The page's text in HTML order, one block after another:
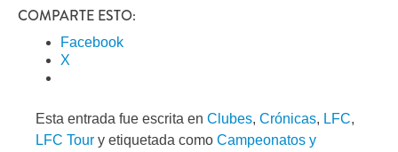
COMPARTE ESTO:
Facebook
X
Esta entrada fue escrita en Clubes, Crónicas, LFC,
LFC Tour y etiquetada como Campeonatos y